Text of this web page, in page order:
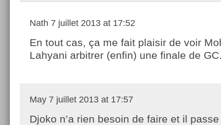
Nath 7 juillet 2013 at 17:52
En tout cas, ça me fait plaisir de voir
Lahyani arbitrer (enfin) une finale de
May 7 juillet 2013 at 17:57
Djoko n’a rien besoin de faire et il